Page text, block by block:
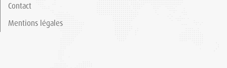
Contact
Mentions légales